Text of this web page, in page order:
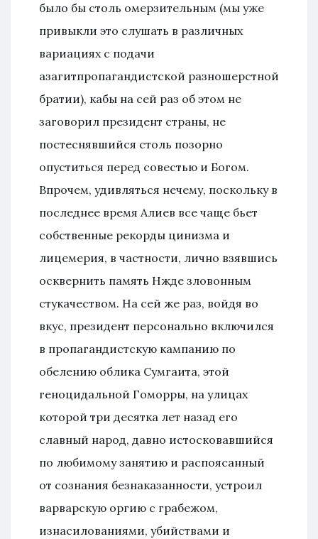
было бы столь омерзительным (мы уже
привыкли это слушать в различных
вариациях с подачи
азагитпропагандистской разношерстной
братии), кабы на сей раз об этом не
заговорил президент страны, не
постеснявшийся столь позорно
опуститься перед совестью и Богом.
Впрочем, удивляться нечему, поскольку в
последнее время Алиев все чаще бьет
собственные рекорды цинизма и
лицемерия, в частности, лично взявшись
осквернить память Нжде зловонным
стукачеством. На сей же раз, войдя во
вкус, президент персонально включился
в пропагандистскую кампанию по
обелению облика Сумгаита, этой
геноцидальной Гоморры, на улицах
которой три десятка лет назад его
славный народ, давно истосковавшийся
по любимому занятию и распоясанный
от сознания безнаказанности, устроил
варварскую оргию с грабежом,
изнасилованиями, убийствами и